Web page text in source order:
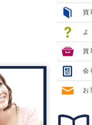
買
よ
買
会
お